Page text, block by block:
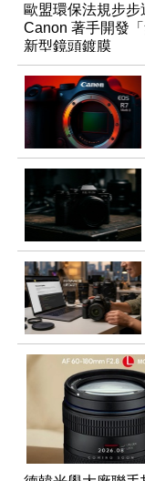
歐盟環保法規步步
Canon 著手開發「
新型鏡頭鍍膜